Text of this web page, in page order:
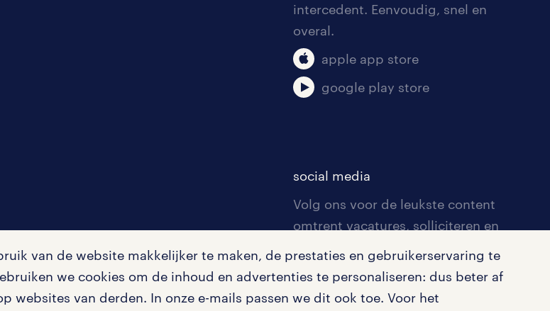
van de website makkelijker te maken, de prestaties en gebruikerservaring te
we cookies om de inhoud en advertenties te personaliseren: dus beter af
websites van derden. In onze e-mails passen we dit ook toe. Voor het
intercedent. Eenvoudig, snel en
overal.
apple app store
google play store
social media
Volg ons voor de leukste content
omtrent vacatures, solliciteren en